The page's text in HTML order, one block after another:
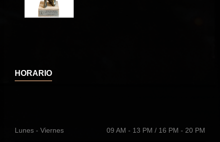
HORARIO
Lunes - Viernes 09 AM - 13 PM / 16 PM - 20 PM